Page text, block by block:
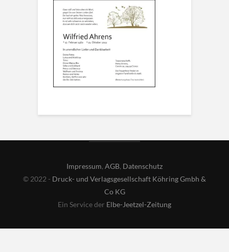
Impressum, AGB, Datenschutz
© 2022 - Druck- und Verlagsgesellschaft Köhring Gmbh &
Co KG
Ein Service der Elbe-Jeetzel-Zeitung